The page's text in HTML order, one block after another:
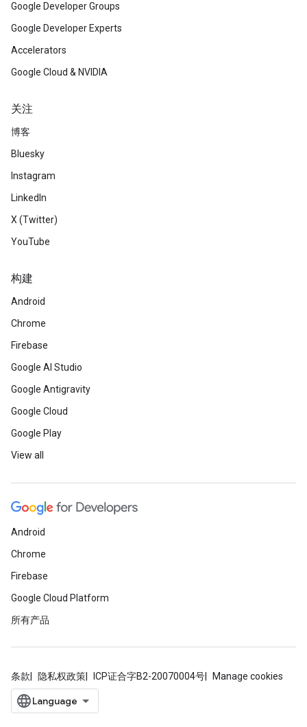
Google Developer Groups
Google Developer Experts
Accelerators
Google Cloud & NVIDIA
关注
博客
Bluesky
Instagram
LinkedIn
X (Twitter)
YouTube
构建
Android
Chrome
Firebase
Google AI Studio
Google Antigravity
Google Cloud
Google Play
View all
Android
Chrome
Firebase
Google Cloud Platform
所有产品
条款 隐私权政策 ICP证合字B2-20070004号 Manage cookies